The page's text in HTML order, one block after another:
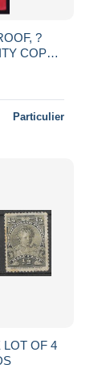
7 CE
Particulier
LOT OF 4